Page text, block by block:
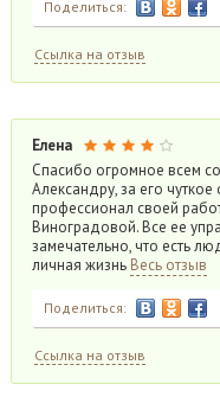
Поделиться:
Ссылка на отзыв
Елена
Спасибо огромное всем
Александру, за его
профессионал своей
Виноградовой. Все ее
замечательно, что есть
личная жизнь Весь отзыв
Поделиться:
Ссылка на отзыв